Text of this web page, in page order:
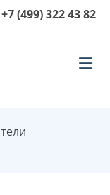
+7 (499) 322 43 82